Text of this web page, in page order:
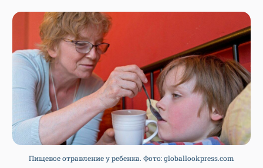
Пищевое отравление у ребенка. Фото: globallookpress.com